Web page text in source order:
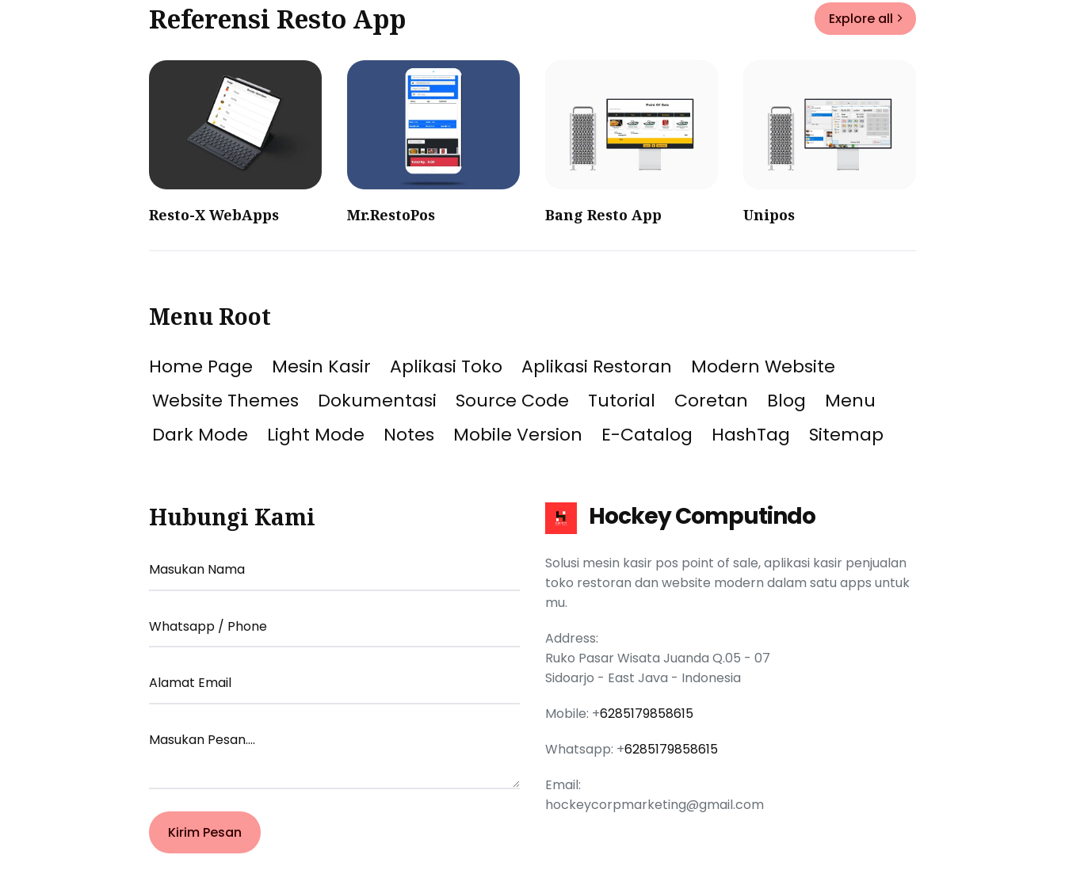
Referensi Resto App Explore all
Resto-X WebApps Mr.RestoPos Bang Resto App Unipos
Menu Root
Home Page Mesin Kasir Aplikasi Toko Aplikasi Restoran
Modern Website
Website Themes
Dokumentasi Source Code Tutorial Coretan Blog
Menu
Dark Mode
Light Mode Notes Mobile Version E-Catalog HashTag Sitemap
Hubungi Kami
Your
Your
Your
Your
Kirim Pesan
Hockey Computindo
Solusi mesin kasir pos point of sale, aplikasi kasir penjualan
toko restoran dan website modern dalam satu apps untuk
mu.
Address:
Ruko Pasar Wisata Juanda Q.05 - 07
Sidoarjo - East Java - Indonesia
Mobile: +6285179858615
Whatsapp: +6285179858615
Email:
hockeycorpmarketing@gmail.com